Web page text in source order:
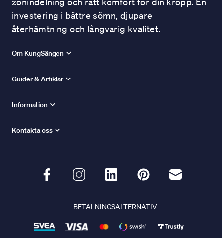
investering i bättre sömn, djupare
återhämtning och långvarig kvalitet.
Om KungSängen
Guider & Artiklar
Information
Kontakta oss
BETALNINGSALTERNATIV